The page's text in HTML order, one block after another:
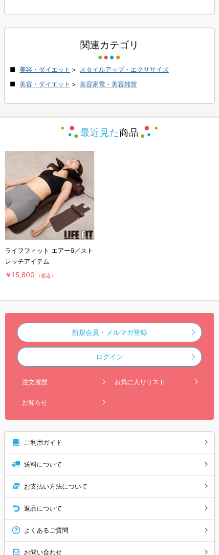
関連カテゴリ
美容・ダイエット > スタイルアップ・エクササイズ
美容・ダイエット > 美容家電・美容雑貨
最近見た商品
ライフフィット エアー6／スト
レッチアイテム
￥15,800 （税込）
新規会員・メルマガ登録
ログイン
注文履歴 お気に入りリスト
お知らせ
ご利用ガイド
送料について
お支払い方法について
返品について
よくあるご質問
お問い合わせ